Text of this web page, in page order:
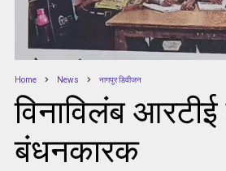
Home News नागपुर डिवीजन
विनाविलंब
बंधनकारक